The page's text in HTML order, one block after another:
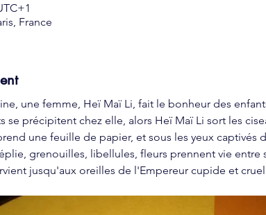
France
une femme, Heï Maï Li, fait le bonheur des
se précipitent chez elle, alors Heï Maï Li sort les
une feuille de papier, et sous les yeux captivés
grenouilles, libellules, fleurs prennent vie entre
jusqu'aux oreilles de l'Empereur cupide et